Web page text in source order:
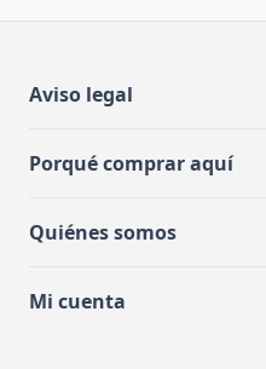
Aviso legal
Porqué comprar aquí
Quiénes somos
Mi cuenta